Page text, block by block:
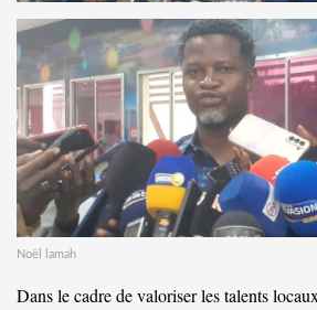
Noël lamah
Dans le cadre de valoriser les talents